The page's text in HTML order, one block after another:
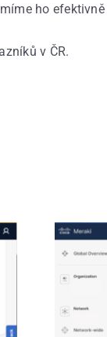
ho efektivně
v ČR.